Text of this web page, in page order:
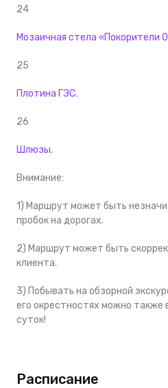
24
Мозаичная стела «Покорители
25
Плотина ГЭС.
26
Шлюзы.
Внимание:
1) Маршрут может быть
пробок на дорогах.
2) Маршрут может быть
клиента.
3) Побывать на обзорной
его окрестностях можно также
суток!
Расписание